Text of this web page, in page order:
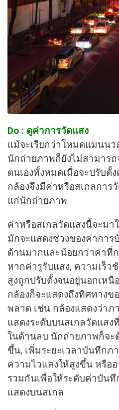
Do : ดูค่าการวัดแสง
แม้จะเรียกว่าโหมดแมนนว
นักถ่ายภาพก็ยังไม่สามาร
ตนเองทั้งหมดเมื่อจะปรับ
กล้องจึงมีค่าหรือสเกลการ
แก่นักถ่ายภาพ
ค่าหรือสเกลวัดแสงนี้จะม
มักจะแสดงช่วงของค่ากา
ด้านมากและน้อยกว่าค่าที่
หากค่ารูรับแสง, ความเร็ว
สูงถูกปรับตั้งจนอยู่นอกเหนื
กล้องก็จะแสดงถึงทิศทางข
พลาด เช่น กล้องแสดงว่าภ
แสดงระดับบนสเกลวัดแส
ในด้านลบ นักถ่ายภาพก็จะ
ขึ้น, เพิ่มระยะเวลาบันทึก
ความไวแสงให้สูงขึ้น หรือ
รวมกันเพื่อให้ระดับค่าบัน
แสดงบนสเกล